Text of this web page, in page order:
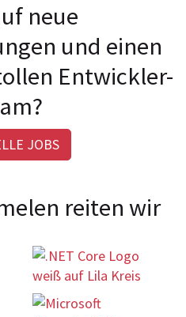
neue
und einen
Entwickler-
JOBS
reiten wir